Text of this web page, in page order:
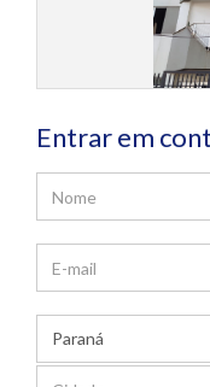
Entrar em